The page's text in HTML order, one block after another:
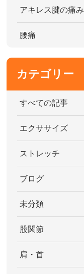
アキレス腱の痛み
腰痛
カテゴリー
すべての記事
エクササイズ
ストレッチ
ブログ
未分類
股関節
肩・首